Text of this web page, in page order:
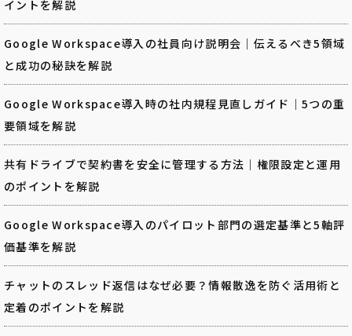
イントを解説
Google Workspace導入の社員向け説明会｜伝えるべき5領域
と成功の秘訣を解説
Google Workspace導入時の社内規程見直しガイド｜5つの重
要領域を解説
共有ドライブで契約書を安全に管理する方法｜権限設定と運用
のポイントを解説
Google Workspace導入のパイロット部門の選定基準と5軸評
価基準を解説
チャットのスレッド返信はなぜ必要？情報散逸を防ぐ活用術と
定着のポイントを解説